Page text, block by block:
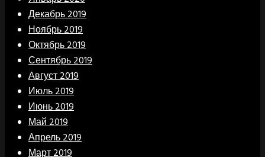
Декабрь 2019
Ноябрь 2019
Октябрь 2019
Сентябрь 2019
Август 2019
Июль 2019
Июнь 2019
Май 2019
Апрель 2019
Март 2019